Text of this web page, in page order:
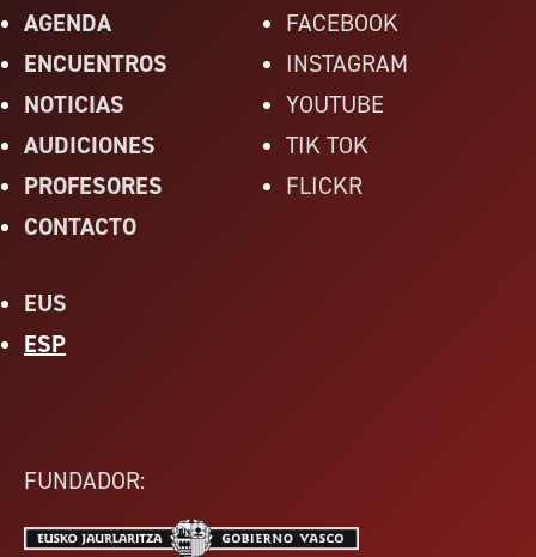
FACEBOOK
INSTAGRAM
YOUTUBE
TIK TOK
FLICKR
AGENDA
ENCUENTROS
NOTICIAS
AUDICIONES
PROFESORES
CONTACTO
EUS
ESP
FUNDADOR: